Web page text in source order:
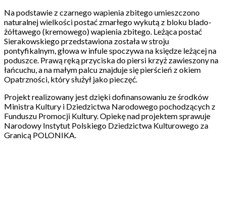
Na podstawie z czarnego wapienia zbitego umieszczono
naturalnej wielkości postać zmarłego wykutą z bloku blado-
żółtawego (kremowego) wapienia zbitego. Leżąca postać
Sierakowskiego przedstawiona została w stroju
pontyfikalnym, głowa w infule spoczywa na księdze leżącej na
poduszce. Prawą ręką przyciska do piersi krzyż zawieszony na
łańcuchu, a na małym palcu znajduje się pierścień z okiem
Opatrzności, który służył jako pieczęć.
Projekt realizowany jest dzięki dofinansowaniu ze środków
Ministra Kultury i Dziedzictwa Narodowego pochodzących z
Funduszu Promocji Kultury. Opiekę nad projektem sprawuje
Narodowy Instytut Polskiego Dziedzictwa Kulturowego za
Granicą POLONIKA.